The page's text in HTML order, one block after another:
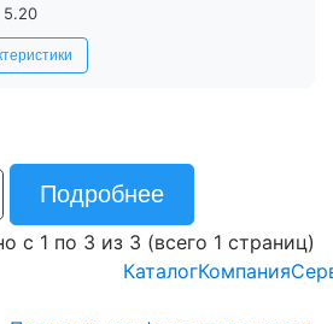
5.20
Подробнее
с 1 по 3 из 3 (всего 1 страниц)
КаталогКомпания